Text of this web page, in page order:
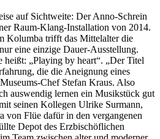
auf Sichtweite: Der Anno-Schrein
Raum-Klang-Installation von 2014.
Kolumba trifft das Mittelalter die
eine einzige Dauer-Ausstellung.
heißt: „Playing by heart“. „Der Titel
die die Aneignung eines
Chef Stefan Kraus. Also
auswendig lernen ein Musikstück gut
seinen Kollegen Ulrike Surmann,
von Flüe dafür in den vergangenen
Depot des Erzbischöflichen